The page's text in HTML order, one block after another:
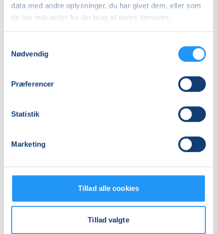
data med andre oplysninger, du har givet dem, eller som
de har indsamlet fra din brug af deres tjenester.
Nødvendig
Præferencer
Statistik
Marketing
Tillad alle cookies
Tillad valgte
Adresse
Mødegange
Relaterede hold